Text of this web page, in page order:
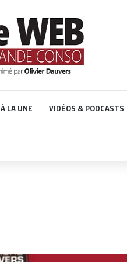
À LA UNE VIDÉOS & PODCASTS